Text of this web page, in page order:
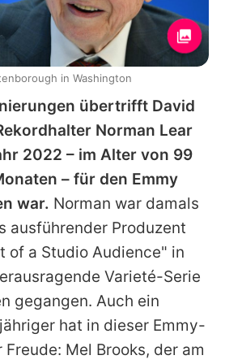
übertrifft David
Norman Lear
2022 – im Alter von 99
– für den Emmy
war. Norman war damals
ausführender Produzent
of a Studio Audience" in
Varieté-Serie
gegangen. Auch ein
hat in dieser Emmy-
Freude: Mel Brooks, der am
in Washington